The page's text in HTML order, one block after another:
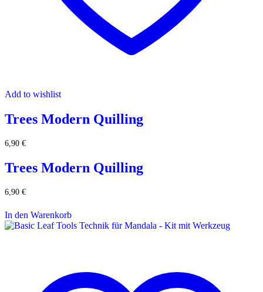
Add to wishlist
Trees Modern Quilling
6,90 €
Trees Modern Quilling
6,90 €
In den Warenkorb